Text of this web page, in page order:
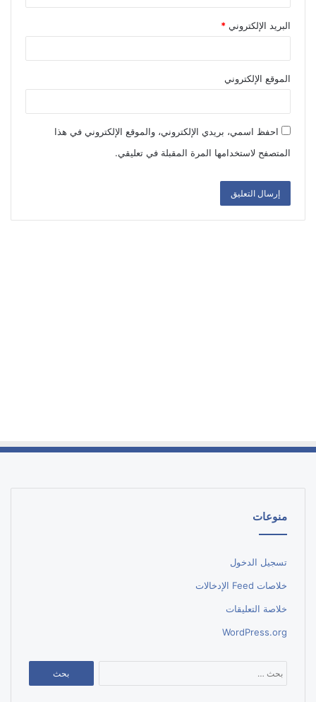
البريد الإلكتروني *
الموقع الإلكتروني
احفظ اسمي، بريدي الإلكتروني، والموقع الإلكتروني في هذا
المتصفح لاستخدامها المرة المقبلة في تعليقي.
منوعات
تسجيل الدخول
خلاصات Feed الإدخالات
خلاصة التعليقات
WordPress.org
عن: